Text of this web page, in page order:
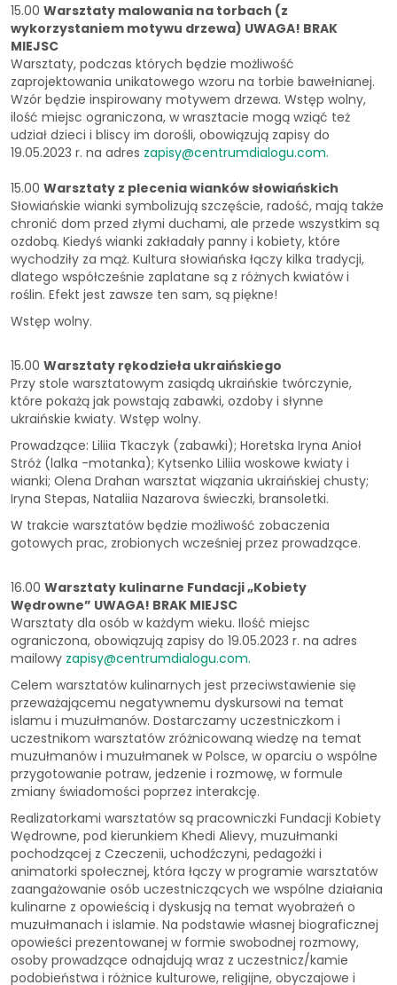
15.00 Warsztaty malowania na torbach (z
wykorzystaniem motywu drzewa) UWAGA! BRAK
MIEJSC
Warsztaty, podczas których będzie możliwość
zaprojektowania unikatowego wzoru na torbie bawełnianej.
Wzór będzie inspirowany motywem drzewa. Wstęp wolny,
ilość miejsc ograniczona, w wrasztacie mogą wziąć też
udział dzieci i bliscy im dorośli, obowiązują zapisy do
19.05.2023 r. na adres zapisy@centrumdialogu.com.
15.00 Warsztaty z plecenia wianków słowiańskich
Słowiańskie wianki symbolizują szczęście, radość, mają także
chronić dom przed złymi duchami, ale przede wszystkim są
ozdobą. Kiedyś wianki zakładały panny i kobiety, które
wychodziły za mąż. Kultura słowiańska łączy kilka tradycji,
dlatego współcześnie zaplatane są z różnych kwiatów i
roślin. Efekt jest zawsze ten sam, są piękne!
Wstęp wolny.
15.00 Warsztaty rękodzieła ukraińskiego
Przy stole warsztatowym zasiądą ukraińskie twórczynie,
które pokażą jak powstają zabawki, ozdoby i słynne
ukraińskie kwiaty. Wstęp wolny.
Prowadzące: Liliia Tkaczyk (zabawki); Horetska Iryna Anioł
Stróż (lalka -motanka); Kytsenko Liliia woskowe kwiaty i
wianki; Olena Drahan warsztat wiązania ukraińskiej chusty;
Iryna Stepas, Nataliia Nazarova świeczki, bransoletki.
W trakcie warsztatów będzie możliwość zobaczenia
gotowych prac, zrobionych wcześniej przez prowadzące.
16.00 Warsztaty kulinarne Fundacji „Kobiety
Wędrowne” UWAGA! BRAK MIEJSC
Warsztaty dla osób w każdym wieku. Ilość miejsc
ograniczona, obowiązują zapisy do 19.05.2023 r. na adres
mailowy zapisy@centrumdialogu.com.
Celem warsztatów kulinarnych jest przeciwstawienie się
przeważającemu negatywnemu dyskursowi na temat
islamu i muzułmanów. Dostarczamy uczestniczkom i
uczestnikom warsztatów zróżnicowaną wiedzę na temat
muzułmanów i muzułmanek w Polsce, w oparciu o wspólne
przygotowanie potraw, jedzenie i rozmowę, w formule
zmiany świadomości poprzez interakcję.
Realizatorkami warsztatów są pracowniczki Fundacji Kobiety
Wędrowne, pod kierunkiem Khedi Alievy, muzułmanki
pochodzącej z Czeczenii, uchodźczyni, pedagożki i
animatorki społecznej, która łączy w programie warsztatów
zaangażowanie osób uczestniczących we wspólne działania
kulinarne z opowieścią i dyskusją na temat wyobrażeń o
muzułmanach i islamie. Na podstawie własnej biograficznej
opowieści prezentowanej w formie swobodnej rozmowy,
osoby prowadzące odnajdują wraz z uczestnicz/kamie
podobieństwa i różnice kulturowe, religijne, obyczajowe i